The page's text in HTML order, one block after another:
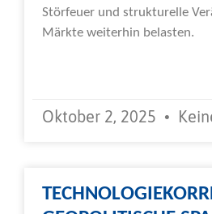
Störfeuer und strukturelle
Märkte weiterhin belasten.
Oktober 2, 2025